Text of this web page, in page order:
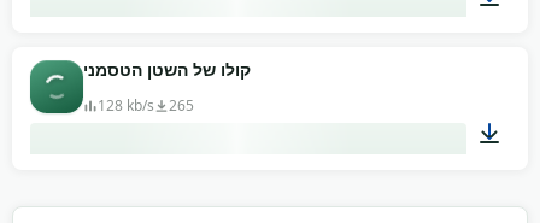
קולו של השטן הטסמני
128 kb/s 265